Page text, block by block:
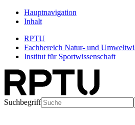
Hauptnavigation
Inhalt
RPTU
Fachbereich Natur- und
Institut für Sportwissenschaft
Suchbegriff